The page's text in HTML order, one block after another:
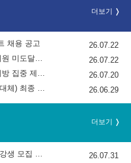
더보기
채용 공고
26.07.22
과정 안내
26.07.22
보 기간 홍보
26.07.20
후보자 등록 공고
26.06.29
더보기
모집 안내
26.07.31